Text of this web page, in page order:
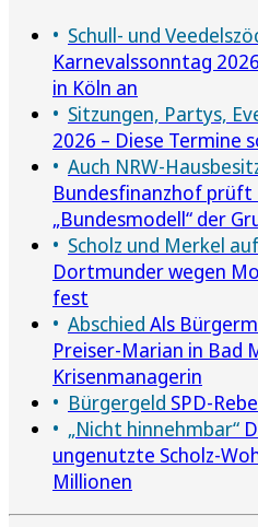
Schull- und
Karnevalssonntag
in Köln an
Sitzungen, Partys,
2026 – Diese Termine
Auch NRW-
Bundesfinanzhof prüft
„Bundesmodell“ der
Scholz und Merkel
Dortmunder wegen
fest
Abschied Als
Preiser-Marian in Bad
Krisenmanagerin
Bürgergeld SPD-
„Nicht hinnehmbar“
ungenutzte Scholz-
Millionen